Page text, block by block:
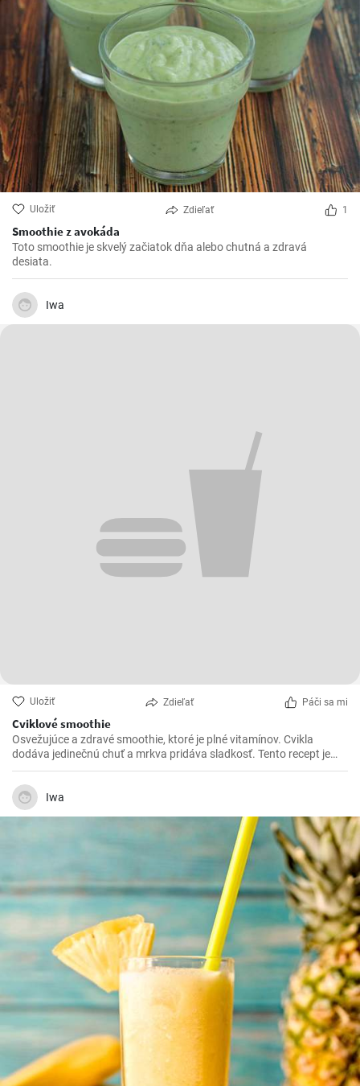
Uložiť Zdieľať 1
Smoothie z avokáda
Toto smoothie je skvelý začiatok dňa alebo chutná a zdravá
desiata.
Iwa
Uložiť Zdieľať Páči sa mi
Cviklové smoothie
Osvežujúce a zdravé smoothie, ktoré je plné vitamínov. Cvikla
dodáva jedinečnú chuť a mrkva pridáva sladkosť. Tento recept je
jednoduchý a rýchly, takže je ideálny na ranné raňajky alebo ako
rýchle občerstvenie počas dňa.
Iwa